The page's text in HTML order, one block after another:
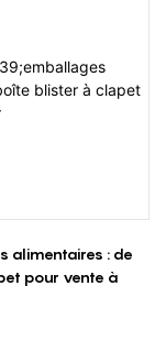
alimentaires : de
pour vente à